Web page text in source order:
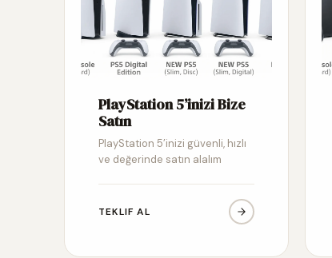
PlayStation 5’inizi Bize
Satın
PlayStation 5’inizi güvenli, hızlı
ve değerinde satın alalım
TEKLIF AL